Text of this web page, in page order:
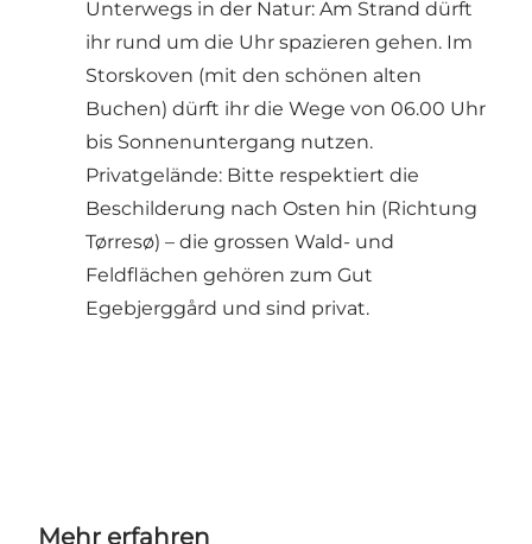
Unterwegs in der Natur: Am Strand dürft
ihr rund um die Uhr spazieren gehen. Im
Storskoven (mit den schönen alten
Buchen) dürft ihr die Wege von 06.00 Uhr
bis Sonnenuntergang nutzen.
Privatgelände: Bitte respektiert die
Beschilderung nach Osten hin (Richtung
Tørresø) – die grossen Wald- und
Feldflächen gehören zum Gut
Egebjerggård und sind privat.
Mehr erfahren